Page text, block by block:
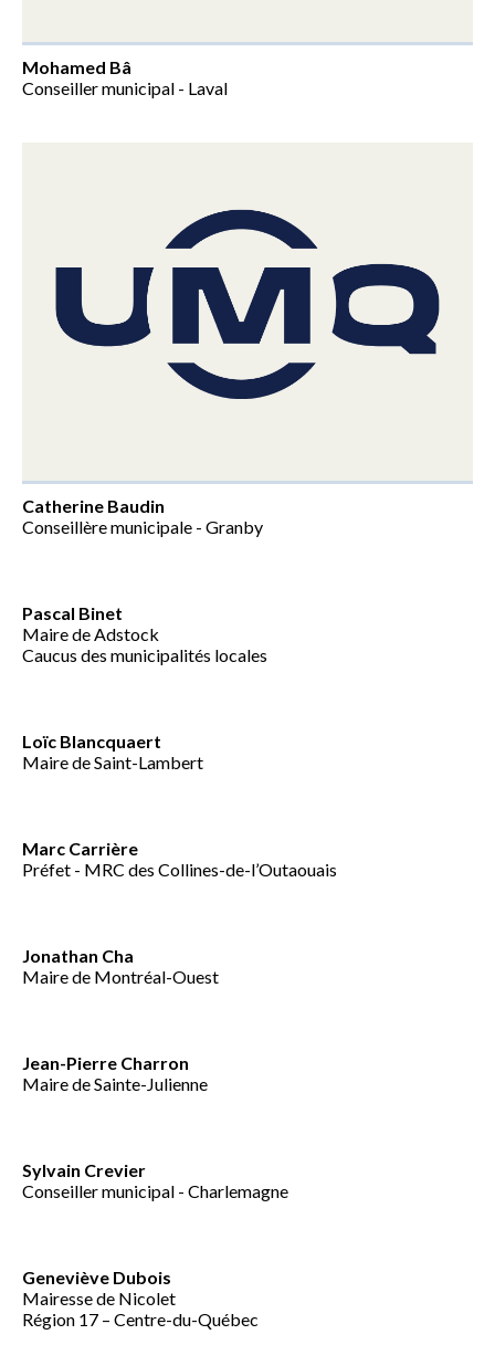
Mohamed Bâ
Conseiller municipal - Laval
Catherine Baudin
Conseillère municipale - Granby
Pascal Binet
Maire de Adstock
Caucus des municipalités locales
Loïc Blancquaert
Maire de Saint-Lambert
Marc Carrière
Préfet - MRC des Collines-de-l’Outaouais
Jonathan Cha
Maire de Montréal-Ouest
Jean-Pierre Charron
Maire de Sainte-Julienne
Sylvain Crevier
Conseiller municipal - Charlemagne
Geneviève Dubois
Mairesse de Nicolet
Région 17 – Centre-du-Québec